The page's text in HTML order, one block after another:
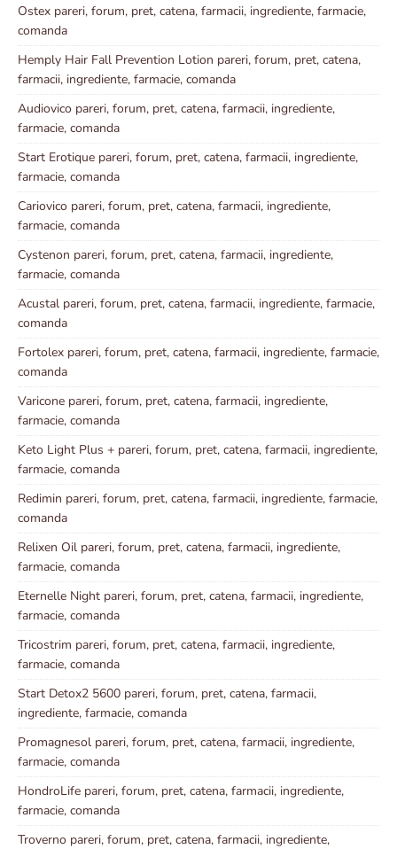
Ostex pareri, forum, pret, catena, farmacii, ingrediente, farmacie,
comanda
Hemply Hair Fall Prevention Lotion pareri, forum, pret, catena,
farmacii, ingrediente, farmacie, comanda
Audiovico pareri, forum, pret, catena, farmacii, ingrediente,
farmacie, comanda
Start Erotique pareri, forum, pret, catena, farmacii, ingrediente,
farmacie, comanda
Cariovico pareri, forum, pret, catena, farmacii, ingrediente,
farmacie, comanda
Cystenon pareri, forum, pret, catena, farmacii, ingrediente,
farmacie, comanda
Acustal pareri, forum, pret, catena, farmacii, ingrediente, farmacie,
comanda
Fortolex pareri, forum, pret, catena, farmacii, ingrediente, farmacie,
comanda
Varicone pareri, forum, pret, catena, farmacii, ingrediente,
farmacie, comanda
Keto Light Plus + pareri, forum, pret, catena, farmacii, ingrediente,
farmacie, comanda
Redimin pareri, forum, pret, catena, farmacii, ingrediente, farmacie,
comanda
Relixen Oil pareri, forum, pret, catena, farmacii, ingrediente,
farmacie, comanda
Eternelle Night pareri, forum, pret, catena, farmacii, ingrediente,
farmacie, comanda
Tricostrim pareri, forum, pret, catena, farmacii, ingrediente,
farmacie, comanda
Start Detox2 5600 pareri, forum, pret, catena, farmacii,
ingrediente, farmacie, comanda
Promagnesol pareri, forum, pret, catena, farmacii, ingrediente,
farmacie, comanda
HondroLife pareri, forum, pret, catena, farmacii, ingrediente,
farmacie, comanda
Troverno pareri, forum, pret, catena, farmacii, ingrediente,